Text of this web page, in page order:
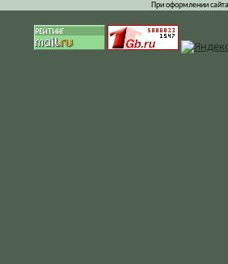
При оформлении